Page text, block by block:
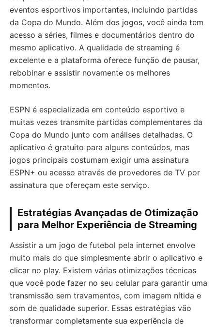
eventos esportivos importantes, incluindo partidas
da Copa do Mundo. Além dos jogos, você ainda tem
acesso a séries, filmes e documentários dentro do
mesmo aplicativo. A qualidade de streaming é
excelente e a plataforma oferece função de pausar,
rebobinar e assistir novamente os melhores
momentos.
ESPN é especializada em conteúdo esportivo e
muitas vezes transmite partidas complementares da
Copa do Mundo junto com análises detalhadas. O
aplicativo é gratuito para alguns conteúdos, mas
jogos principais costumam exigir uma assinatura
ESPN+ ou acesso através de provedores de TV por
assinatura que ofereçam este serviço.
Estratégias Avançadas de Otimização
para Melhor Experiência de Streaming
Assistir a um jogo de futebol pela internet envolve
muito mais do que simplesmente abrir o aplicativo e
clicar no play. Existem várias otimizações técnicas
que você pode fazer no seu celular para garantir uma
transmissão sem travamentos, com imagem nítida e
som de qualidade superior. Essas estratégias vão
transformar completamente sua experiência de